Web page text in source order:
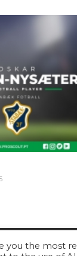
you the most